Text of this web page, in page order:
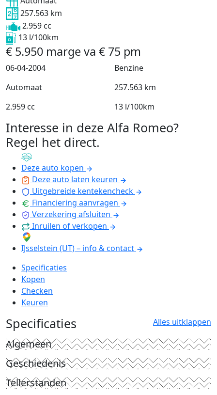
257.563 km
2.959 cc
13 l/100km
€ 5.950 marge va € 75 pm
06-04-2004
Benzine
Automaat
257.563 km
2.959 cc
13 l/100km
Interesse in deze Alfa Romeo?
Regel het direct.
Deze auto kopen
Deze auto laten keuren
Uitgebreide kentekencheck
Financiering aanvragen
Verzekering afsluiten
Inruilen of verkopen
IJsselstein (UT) – info & contact
Specificaties
Kopen
Checken
Keuren
Specificaties Alles uitklappen
Algemeen
Geschiedenis
Tellerstanden